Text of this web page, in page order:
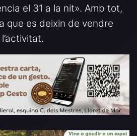
el 31 a la nit». Amb tot,
que es deixin de vendre